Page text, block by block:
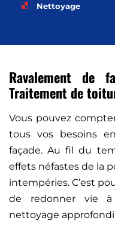
Nettoyage
Ravalement de
Traitement de
Vous pouvez
tous vos besoins
façade. Au fil du
effets néfastes de la
intempéries. C’est
de redonner vie
nettoyage